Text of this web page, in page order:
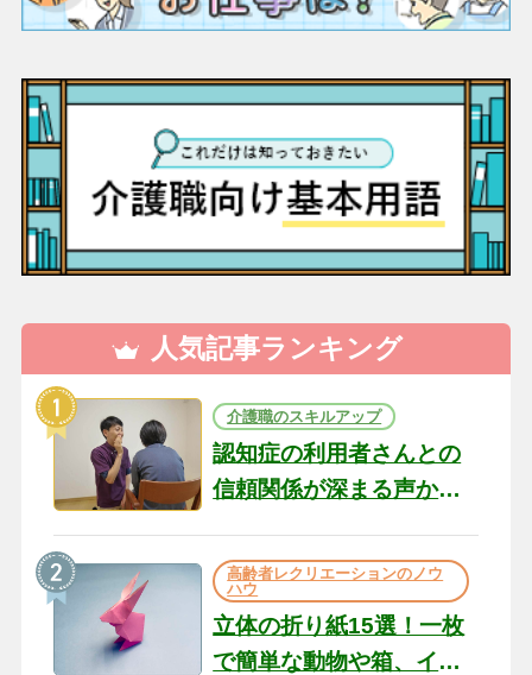
人気記事ランキング
介護職のスキルアップ
認知症の利用者さんとの
信頼関係が深まる声かけ
の現場から（22）
高齢者レクリエーションのノウ
ハウ
立体の折り紙15選！一枚
で簡単な動物や箱、イン